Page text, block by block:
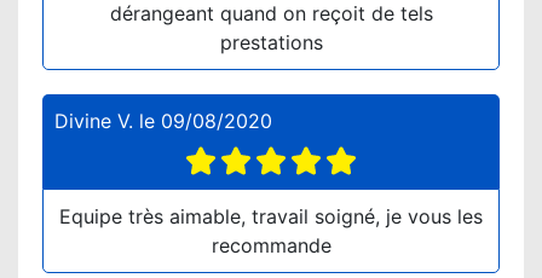
dérangeant quand on reçoit de tels
prestations
Divine V. le 09/08/2020
Equipe très aimable, travail soigné, je vous les
recommande